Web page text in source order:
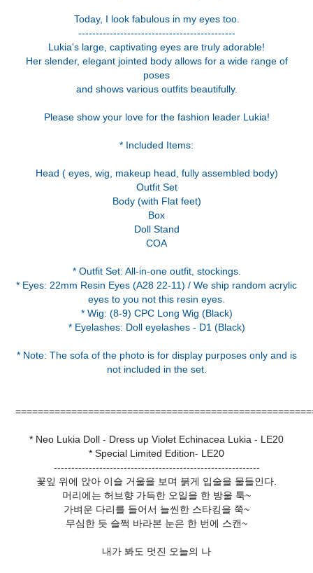
Today, I look fabulous in my eyes too.
---------------------------------------------
Lukia's large, captivating eyes are truly adorable!
Her slender, elegant jointed body allows for a wide range of
poses
and shows various outfits beautifully.
Please show your love for the fashion leader Lukia!
* Included Items:
Head ( eyes, wig, makeup head, fully assembled body)
Outfit Set
Body (with Flat feet)
Box
Doll Stand
COA
* Outfit Set: All-in-one outfit, stockings.
* Eyes: 22mm Resin Eyes (A28 22-11) / We ship random acrylic
eyes to you not this resin eyes.
* Wig: (8-9) CPC Long Wig (Black)
* Eyelashes: Doll eyelashes - D1 (Black)
* Note: The sofa of the photo is for display purposes only and is
* Neo Lukia Doll - Dress up Violet Echinacea Lukia - LE20
* Special Limited Edition- LE20
-----------------------------------------------------------
꽃잎 위에 앉아 이슬 거울을 보며 붉게 입술을 물들인다.
머리에는 허브향 가득한 오일을 한 방울 툭~
가벼운 다리를 들어서 늘씬한 스타킹을 쭉~
무심한 듯 슬쩍 바라본 눈은 한 번에 스캔~
내가 봐도 멋진 오늘의 나